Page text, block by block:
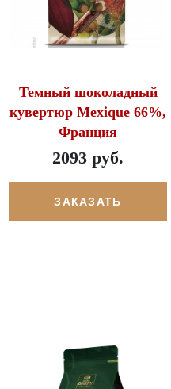
Темный шоколадный
кувертюр Mexique 66%,
Франция
2093 руб.
ЗАКАЗАТЬ